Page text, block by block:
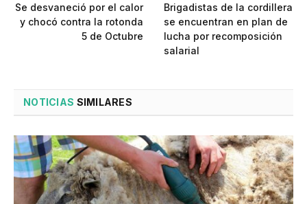
Se desvaneció por el calor
y chocó contra la rotonda
5 de Octubre
Brigadistas de la cordillera
se encuentran en plan de
lucha por recomposición
salarial
NOTICIAS SIMILARES